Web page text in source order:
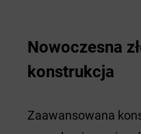
Nowoczesna
konstrukcja
Zaawansowana